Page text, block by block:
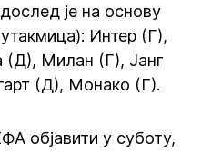
је на основу
Интер (Г),
(Д), Милан (Г), Јанг
(Д), Монако (Г).
објавити у суботу,